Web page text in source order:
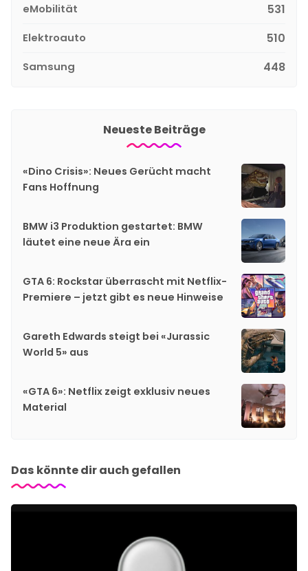
eMobilität 531
Elektroauto 510
Samsung 448
Neueste Beiträge
«Dino Crisis»: Neues Gerücht macht
Fans Hoffnung
BMW i3 Produktion gestartet: BMW
läutet eine neue Ära ein
GTA 6: Rockstar überrascht mit Netflix-
Premiere – jetzt gibt es neue Hinweise
Gareth Edwards steigt bei «Jurassic
World 5» aus
«GTA 6»: Netflix zeigt exklusiv neues
Material
Das könnte dir auch gefallen